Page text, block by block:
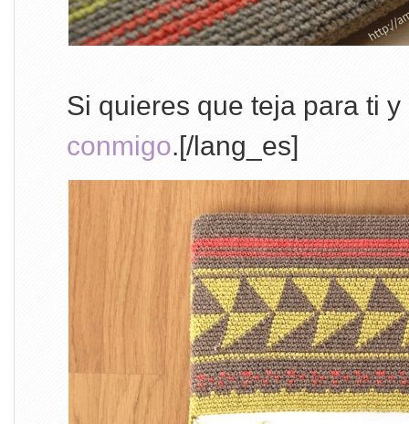
Si quieres que teja para ti
conmigo.[/lang_es]